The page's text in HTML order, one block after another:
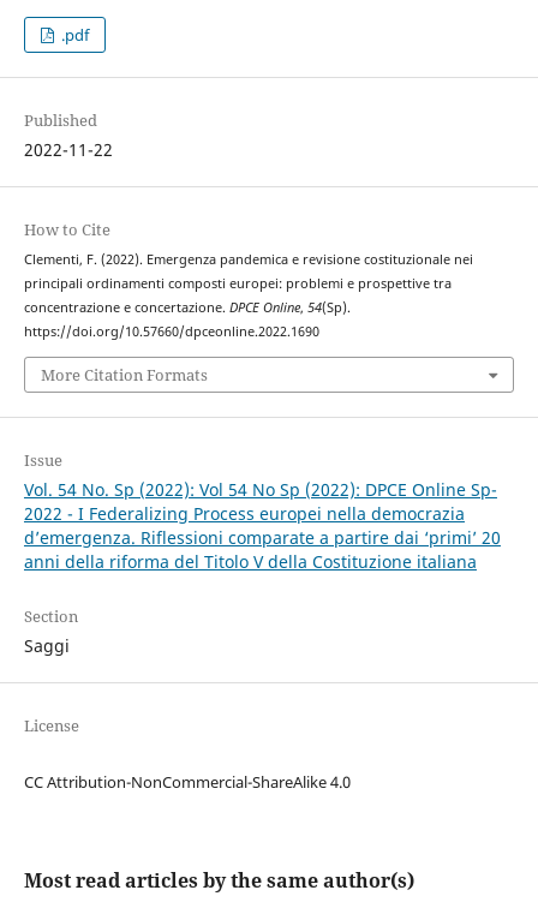
.pdf
Published
2022-11-22
How to Cite
Clementi, F. (2022). Emergenza pandemica e revisione costituzionale nei
principali ordinamenti composti europei: problemi e prospettive tra
concentrazione e concertazione. DPCE Online, 54(Sp).
https://doi.org/10.57660/dpceonline.2022.1690
More Citation Formats
Issue
Vol. 54 No. Sp (2022): Vol 54 No Sp (2022): DPCE Online Sp-
2022 - I Federalizing Process europei nella democrazia
d’emergenza. Riflessioni comparate a partire dai ‘primi’ 20
anni della riforma del Titolo V della Costituzione italiana
Section
Saggi
License
CC Attribution-NonCommercial-ShareAlike 4.0
Most read articles by the same author(s)